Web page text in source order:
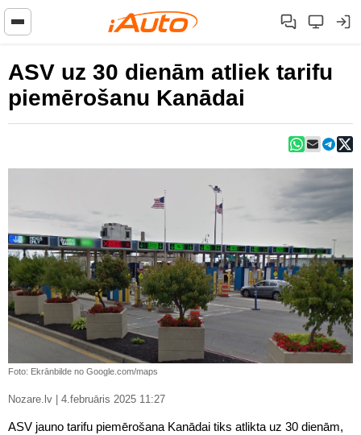
ASV uz 30 dienām atliek tarifu
piemērošanu Kanādai
Foto: Ekrānbilde no Google.com/maps
Nozare.lv | 4.februāris 2025 11:27
ASV jauno tarifu piemērošana Kanādai tiks atlikta uz 30 dienām,